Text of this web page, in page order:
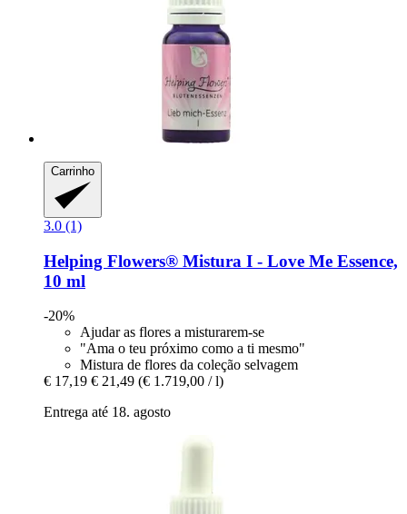
Carrinho
3.0 (1)
Helping Flowers® Mistura I -​ Love Me Essence,
10 ml
-20%
Ajudar as flores a misturarem-se
"Ama o teu próximo como a ti mesmo"
Mistura de flores da coleção selvagem
€ 17,19 € 21,49 (€ 1.719,00 / l)
Entrega até 18. agosto